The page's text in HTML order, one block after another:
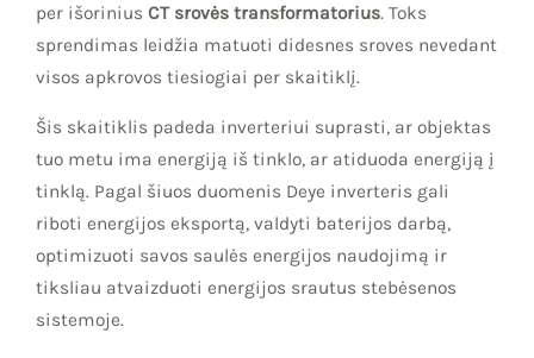
per išorinius CT srovės transformatorius. Toks
sprendimas leidžia matuoti didesnes sroves nevedant
visos apkrovos tiesiogiai per skaitiklį.
Šis skaitiklis padeda inverteriui suprasti, ar objektas
tuo metu ima energiją iš tinklo, ar atiduoda energiją į
tinklą. Pagal šiuos duomenis Deye inverteris gali
riboti energijos eksportą, valdyti baterijos darbą,
optimizuoti savos saulės energijos naudojimą ir
tiksliau atvaizduoti energijos srautus stebėsenos
sistemoje.